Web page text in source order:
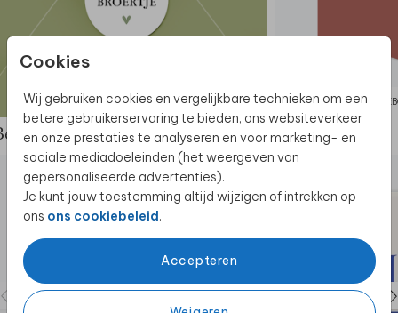
Cookies
Wij gebruiken cookies en vergelijkbare technieken om een
betere gebruikerservaring te bieden, ons websiteverkeer
en onze prestaties te analyseren en voor marketing- en
sociale mediadoeleinden (het weergeven van
gepersonaliseerde advertenties).
Je kunt jouw toestemming altijd wijzigen of intrekken op
ons ons cookiebeleid.
Accepteren
SLUITSTICKER
de complete set